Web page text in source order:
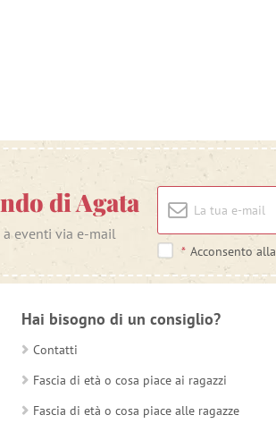
di Agata
eventi via e-mail
* Acconsento alla
Hai bisogno di un consiglio?
Contatti
Fascia di età o cosa piace ai ragazzi
Fascia di età o cosa piace alle ragazze